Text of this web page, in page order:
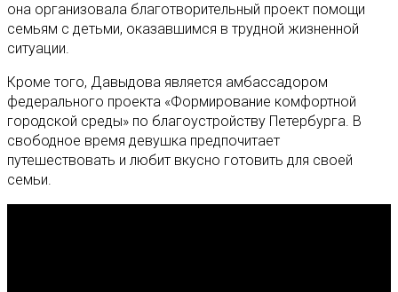
она организовала благотворительный проект помощи
семьям с детьми, оказавшимся в трудной жизненной
ситуации.
Кроме того, Давыдова является амбассадором
федерального проекта «Формирование комфортной
городской среды» по благоустройству Петербурга. В
свободное время девушка предпочитает
путешествовать и любит вкусно готовить для своей
семьи.